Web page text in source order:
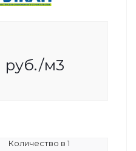
руб./м3
Количество в 1